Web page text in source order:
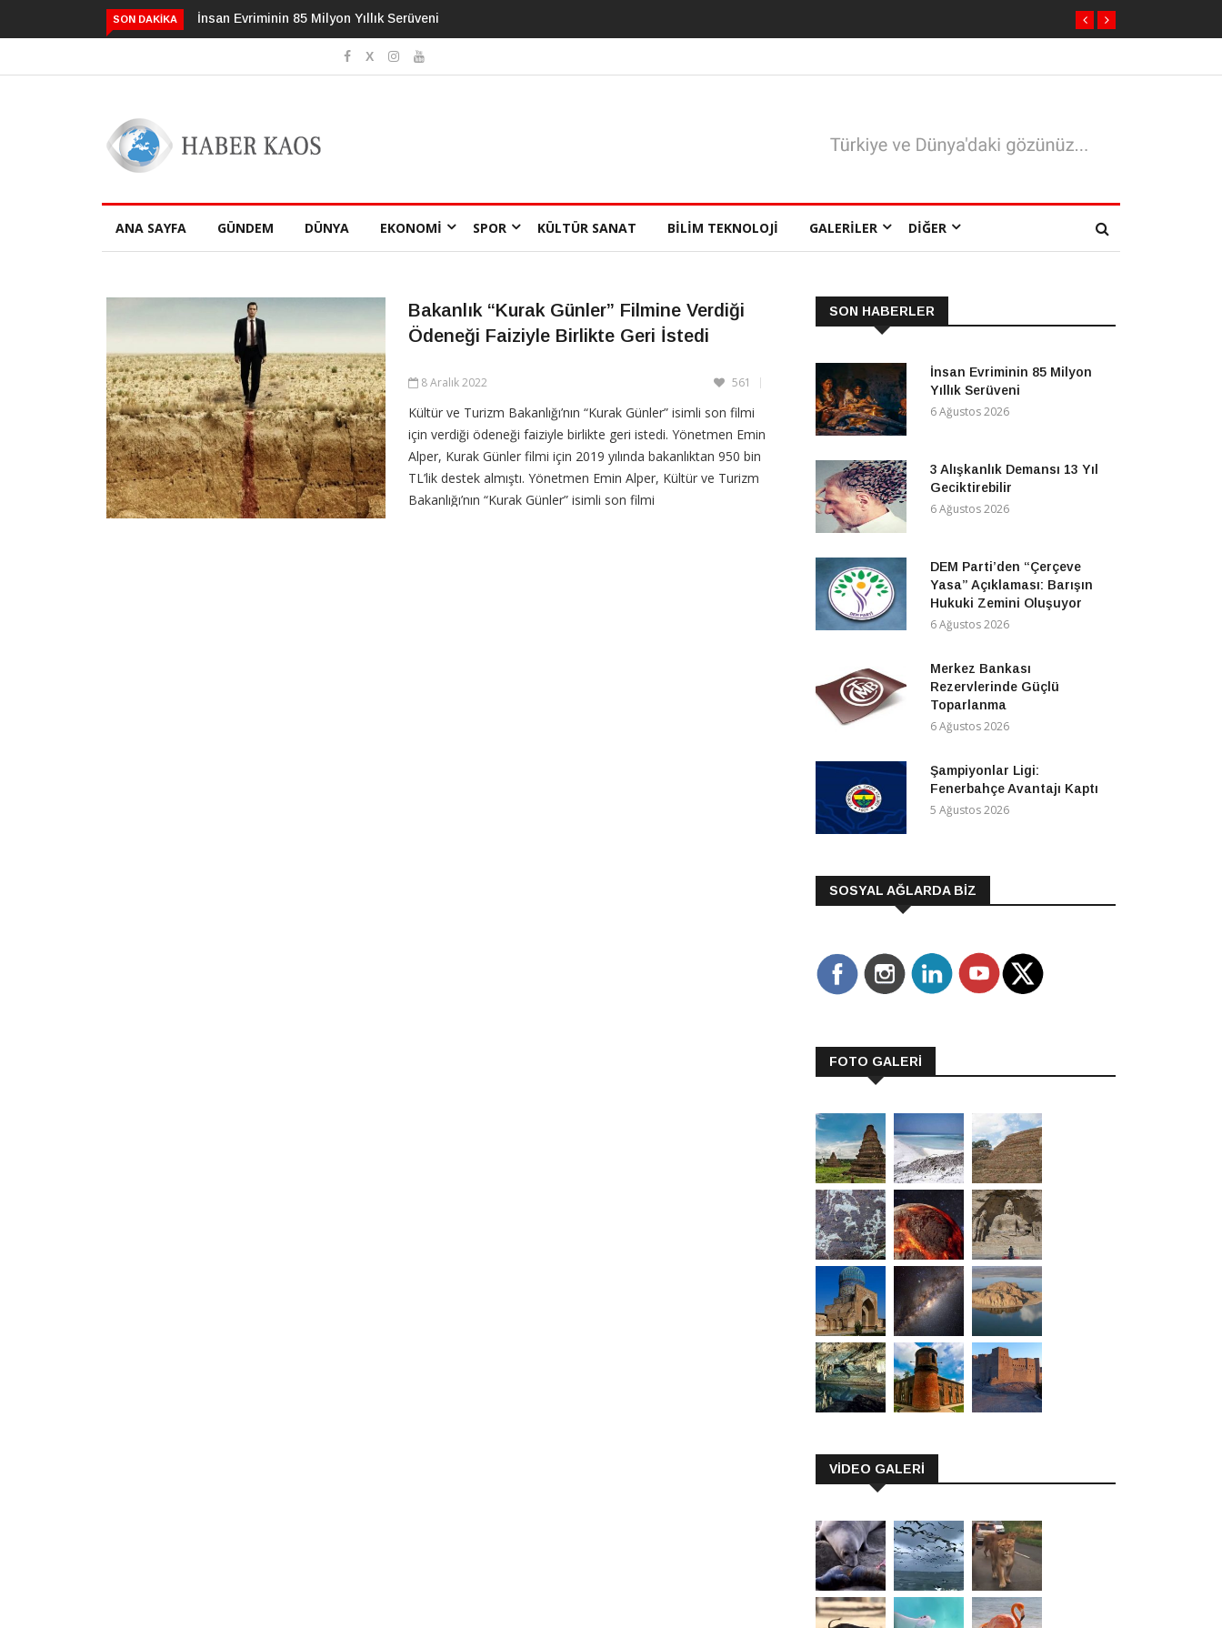
SON DAKIKA İnsan Evriminin 85 Milyon Yıllık Serüveni
ANA SAYFA GÜNDEM DÜNYA EKONOMI SPOR KÜLTÜR SANAT BILIM TEKNOLOJI GALERILER DIĞER
Bakanlık “Kurak Günler” Filmine Verdiği
Ödeneği Faiziyle Birlikte Geri İstedi
8 Aralık 2022 561
Kültür ve Turizm Bakanlığı’nın “Kurak Günler” isimli son filmi
için verdiği ödeneği faiziyle birlikte geri istedi. Yönetmen Emin
Alper, Kurak Günler filmi için 2019 yılında bakanlıktan 950 bin
TL’lik destek almıştı. Yönetmen Emin Alper, Kültür ve Turizm
Bakanlığı’nın “Kurak Günler” isimli son filmi
SON HABERLER
İnsan Evriminin 85 Milyon
Yıllık Serüveni
6 Ağustos 2026
3 Alışkanlık Demansı 13 Yıl
Geciktirebilir
6 Ağustos 2026
DEM Parti’den “Çerçeve
Yasa” Açıklaması: Barışın
Hukuki Zemini Oluşuyor
6 Ağustos 2026
Merkez Bankası
Rezervlerinde Güçlü
Toparlanma
6 Ağustos 2026
Şampiyonlar Ligi:
Fenerbahçe Avantajı Kaptı
5 Ağustos 2026
SOSYAL AĞLARDA BİZ
FOTO GALERİ
VİDEO GALERİ